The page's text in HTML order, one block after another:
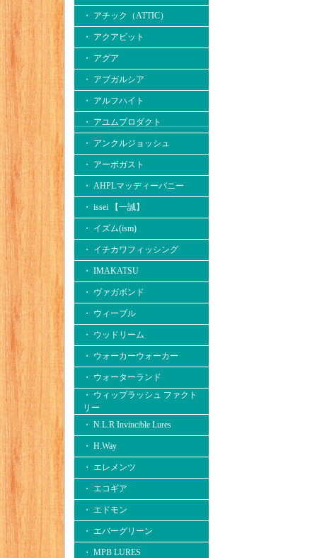
・ アチック（ATTIC）
・ アクアビット
・ アグア
・ アブガルシア
・ アルフハイト
・ アユムプロダクト
・ アンクルジョッシュ
・ アーボガスト
・ AHPLマッディーバニー
・ issei 【一誠】
・ イズム(ism)
・ イチカワフィッシング
・ IMAKATSU
・ ヴァガボンド
・ ウィーブル
・ ウッドリーム
・ ウォーカーウォーカー
・ ウォーターランド
・ ウィップラッシュ ファクト
リー
・ N.L.R Invincible Lures
・ H.Way
・ エレメンツ
・ エコギア
・ エドモン
・ エバーグリーン
・ MPB LURES